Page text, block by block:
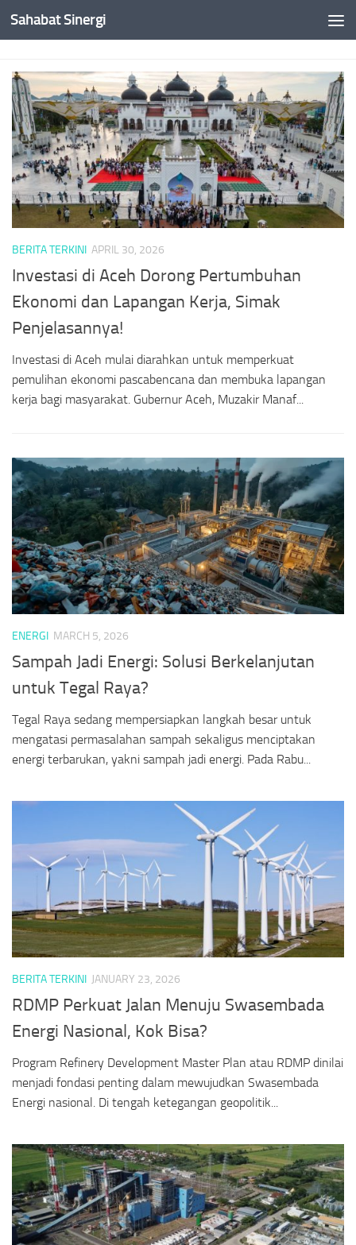
Skip to content
Sahabat Sinergi
BERITA TERKINI APRIL 30, 2026
Investasi di Aceh Dorong Pertumbuhan
Ekonomi dan Lapangan Kerja, Simak
Penjelasannya!
Investasi di Aceh mulai diarahkan untuk memperkuat
pemulihan ekonomi pascabencana dan membuka lapangan
kerja bagi masyarakat. Gubernur Aceh, Muzakir Manaf...
ENERGI MARCH 5, 2026
Sampah Jadi Energi: Solusi Berkelanjutan
untuk Tegal Raya?
Tegal Raya sedang mempersiapkan langkah besar untuk
mengatasi permasalahan sampah sekaligus menciptakan
energi terbarukan, yakni sampah jadi energi. Pada Rabu...
BERITA TERKINI JANUARY 23, 2026
RDMP Perkuat Jalan Menuju Swasembada
Energi Nasional, Kok Bisa?
Program Refinery Development Master Plan atau RDMP dinilai
menjadi fondasi penting dalam mewujudkan Swasembada
Energi nasional. Di tengah ketegangan geopolitik...